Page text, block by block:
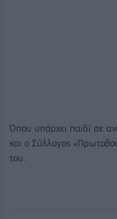
Όπου υπάρχει παιδί σε
και ο Σύλλογος
του.